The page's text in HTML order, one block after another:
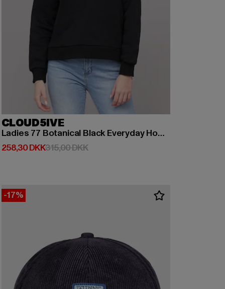
CLOUD5IVE
Ladies 77 Botanical Black Everyday Hoodie
258,30 DKK
Nuværende pris: 258,30 DKK
315,00 DKKKampagnepris: 315,00 DKK
-17%